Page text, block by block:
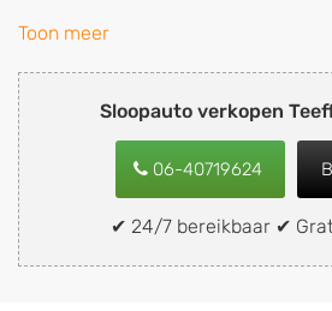
Sloopauto verkopen
06-40719624
✔ 24/7 bereikbaar ✔
uit de lijst die gespecialiseerd is
de inkoop van sloopauto's,
tweedehands auto's (ook zonder
uw auto, camper, vrachtwagen,
snel en eenvoudig verkopen aan
demontagebedrijf in de buurt,
naar de sloop of deze liever laten
Toon meer